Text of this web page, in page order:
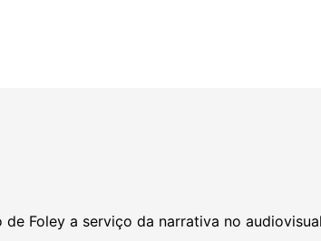
Foley a serviço da narrativa no